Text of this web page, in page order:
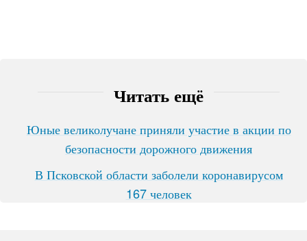
Читать ещё
Юные великолучане приняли участие в акции по
безопасности дорожного движения
В Псковской области заболели коронавирусом
167 человек